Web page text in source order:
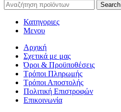
Search
Κατηγοριες
Μενου
Αρχική
Σχετικά με μας
Όροι & Προϋποθέσεις
Τρόποι Πληρωμής
Τρόποι Αποστολής
Πολιτική Επιστροφών
Επικοινωνία